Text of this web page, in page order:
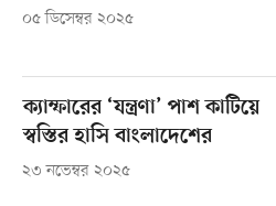
০৫ ডিসেম্বর ২০২৫
ক্যাম্ফারের ‘যন্ত্রণা’ পাশ কাটিয়ে
স্বস্তির হাসি বাংলাদেশের
২৩ নভেম্বর ২০২৫